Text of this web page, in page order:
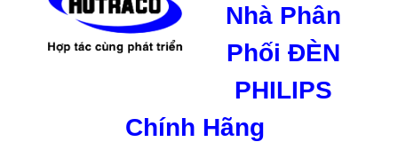
Nhà Phân
Phối ĐÈN
PHILIPS
Chính Hãng